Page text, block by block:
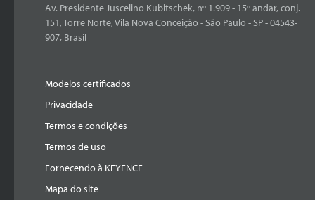
Av. Presidente Juscelino Kubitschek, nº 1.909 - 15º andar, conj.
151, Torre Norte, Vila Nova Conceição - São Paulo - SP - 04543-
907, Brasil
Modelos certificados
Privacidade
Termos e condições
Termos de uso
Fornecendo à KEYENCE
Mapa do site